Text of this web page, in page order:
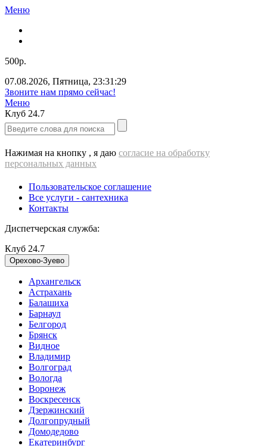
Меню
500р.
07.08.2026, Пятница, 23:31:29
Звоните нам прямо сейчас!
Меню
Клуб 24.7
Нажимая на кнопку , я даю согласие на обработку
персональных данных
Пользовательское соглашение
Все услуги - cантехника
Контакты
Диспетчерская служба:
Клуб 24.7
Орехово-Зуево
Архангельск
Астрахань
Балашиха
Барнаул
Белгород
Брянск
Видное
Владимир
Волгоград
Вологда
Воронеж
Воскресенск
Дзержинский
Долгопрудный
Домодедово
Екатеринбург